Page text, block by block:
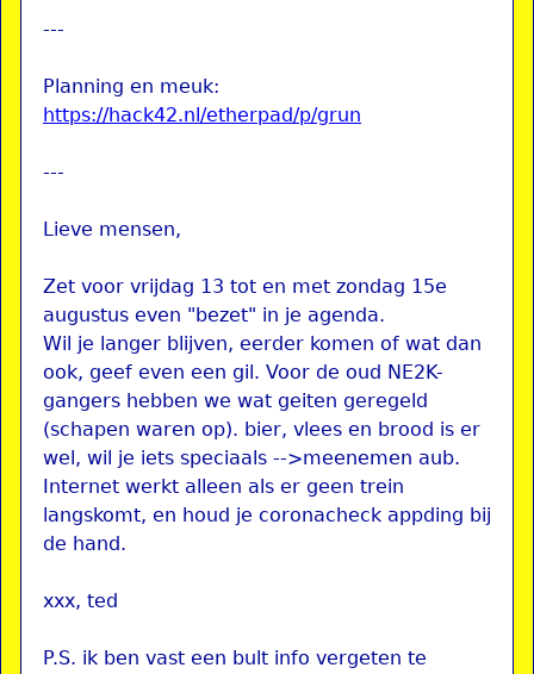
---
Planning en meuk:
https://hack42.nl/etherpad/p/grun
---
Lieve mensen,
Zet voor vrijdag 13 tot en met zondag 15e
augustus even "bezet" in je agenda.
Wil je langer blijven, eerder komen of wat dan
ook, geef even een gil. Voor de oud NE2K-
gangers hebben we wat geiten geregeld
(schapen waren op). bier, vlees en brood is er
wel, wil je iets speciaals -->meenemen aub.
Internet werkt alleen als er geen trein
langskomt, en houd je coronacheck appding bij
de hand.
xxx, ted
P.S. ik ben vast een bult info vergeten te